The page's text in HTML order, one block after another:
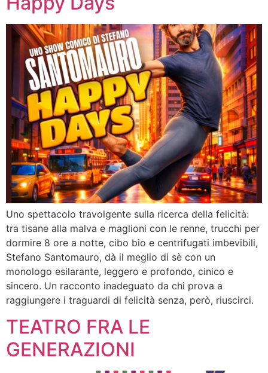
Uno spettacolo travolgente sulla ricerca della felicità:
tra tisane alla malva e maglioni con le renne, trucchi per
dormire 8 ore a notte, cibo bio e centrifugati imbevibili,
Stefano Santomauro, dà il meglio di sè con un
monologo esilarante, leggero e profondo, cinico e
sincero. Un racconto inadeguato da chi prova a
raggiungere i traguardi di felicità senza, però, riuscirci.
TEATRO FRA LE
GENERAZIONI